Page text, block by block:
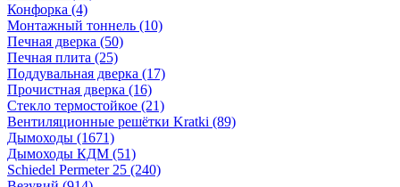
Конфорка (4)
Монтажный тоннель (10)
Печная дверка (50)
Печная плита (25)
Поддувальная дверка (17)
Прочистная дверка (16)
Стекло термостойкое (21)
Вентиляционные решётки Kratki (89)
Дымоходы (1671)
Дымоходы КДМ (51)
Schiedel Permeter 25 (240)